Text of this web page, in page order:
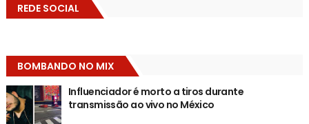
REDE SOCIAL
BOMBANDO NO MIX
Influenciador é morto a tiros durante
transmissão ao vivo no México